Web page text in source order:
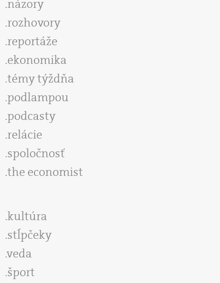
názory
rozhovory
reportáže
ekonomika
témy týždňa
podlampou
podcasty
relácie
spoločnosť
the economist
kultúra
stĺpčeky
veda
šport